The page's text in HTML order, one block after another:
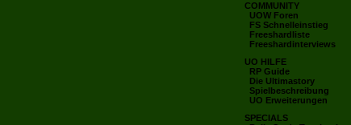
COMMUNITY
UOW Foren
FS Schnelleinstieg
Freeshardliste
Freeshardinterviews
UO HILFE
RP Guide
Die Ultimastory
Spielbeschreibung
UO Erweiterungen
SPECIALS